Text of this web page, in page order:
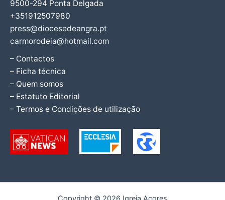
9500-294 Ponta Delgada
+351912507980
press@diocesedeangra.pt
carmorodeia@hotmail.com
– Contactos
– Ficha técnica
– Quem somos
– Estatuto Editorial
– Termos e Condições de utilização